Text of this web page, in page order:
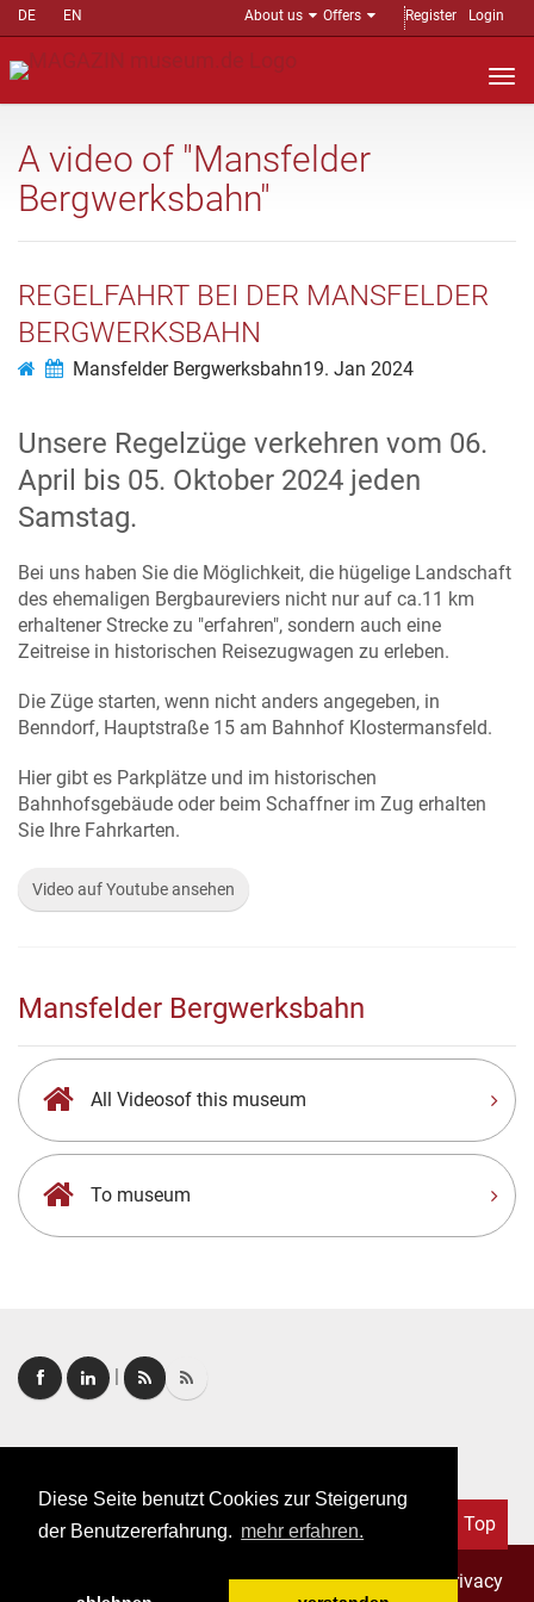
Diese Seite benutzt Cookies zur Steigerung
der Benutzererfahrung. mehr erfahren.
DE EN About us Offers Register Login
A video of "Mansfelder
Bergwerksbahn"
REGELFAHRT BEI DER MANSFELDER
BERGWERKSBAHN
Mansfelder Bergwerksbahn19. Jan 2024
Unsere Regelzüge verkehren vom 06.
April bis 05. Oktober 2024 jeden
Samstag.
Bei uns haben Sie die Möglichkeit, die hügelige Landschaft
des ehemaligen Bergbaureviers nicht nur auf ca.11 km
erhaltener Strecke zu "erfahren", sondern auch eine
Zeitreise in historischen Reisezugwagen zu erleben.
Die Züge starten, wenn nicht anders angegeben, in
Benndorf, Hauptstraße 15 am Bahnhof Klostermansfeld.
Hier gibt es Parkplätze und im historischen
Bahnhofsgebäude oder beim Schaffner im Zug erhalten
Sie Ihre Fahrkarten.
Video auf Youtube ansehen
Mansfelder Bergwerksbahn
All Videosof this museum
To museum
Copyright © 2026. All rights reserved.–Imprint|Privacy
Top